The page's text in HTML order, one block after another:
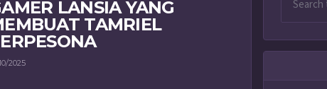
LANSIA YANG
TAMRIEL
2025